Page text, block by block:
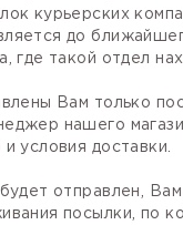
курьерских
до
где такой отдел
Вам только
нашего
условия доставки.
отправлен, Вам
посылки, по